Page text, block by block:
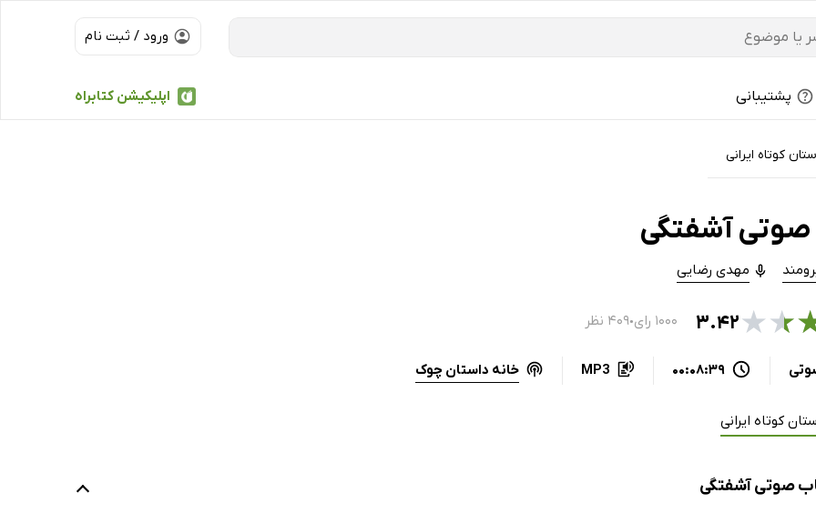
ورود / ثبت نام
اپلیکیشن کتابراه پشتیبانی
کوتاه ایرانی
آشفتگی
مهدی رضایی
★
★۳.۴۲ ۱۰۰۰ رای ● ۴۰۹ نظر
00:08:39
MP3 خانه داستان چوک
کوتاه ایرانی
صوتی آشفتگی